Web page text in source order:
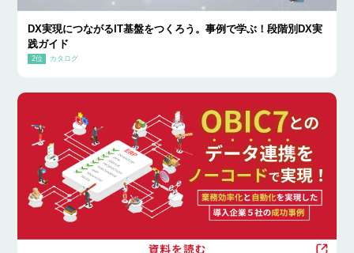
DX実現につながるIT基盤をつくろう。事例で学ぶ！段階別DX実
践ガイド
カタログ